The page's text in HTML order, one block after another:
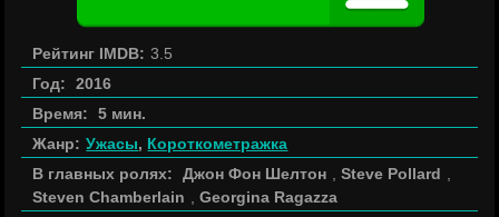
Рейтинг IMDB: 3.5
Год:
2016
Время:
5 мин.
Жанр: Ужасы, Короткометражка
В главных ролях:
Джон Фон Шелтон ,Steve Pollard
Steven Chamberlain
,Georgina Ragazza